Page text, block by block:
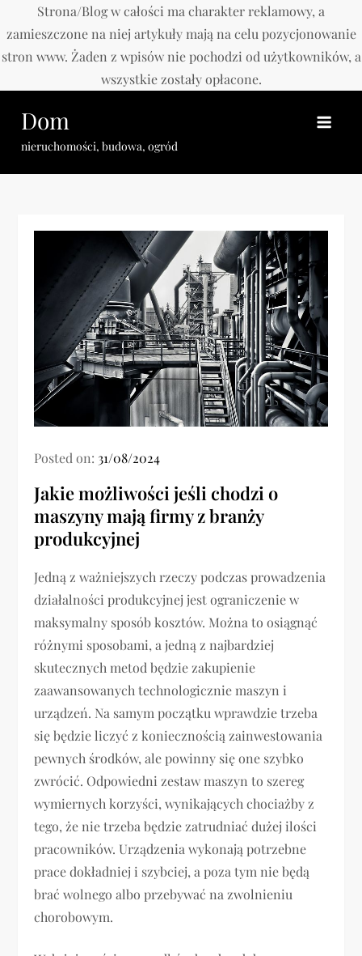
Strona/Blog w całości ma charakter reklamowy, a
zamieszczone na niej artykuły mają na celu pozycjonowanie
stron www. Żaden z wpisów nie pochodzi od użytkowników, a
wszystkie zostały opłacone.
content
Dom
nieruchomości, budowa, ogród
Posted on: 31/08/2024
Jakie możliwości jeśli chodzi o
maszyny mają firmy z branży
produkcyjnej
Jedną z ważniejszych rzeczy podczas prowadzenia
działalności produkcyjnej jest ograniczenie w
maksymalny sposób kosztów. Można to osiągnąć
różnymi sposobami, a jedną z najbardziej
skutecznych metod będzie zakupienie
zaawansowanych technologicznie maszyn i
urządzeń. Na samym początku wprawdzie trzeba
się będzie liczyć z koniecznością zainwestowania
pewnych środków, ale powinny się one szybko
zwrócić. Odpowiedni zestaw maszyn to szereg
wymiernych korzyści, wynikających chociażby z
tego, że nie trzeba będzie zatrudniać dużej ilości
pracowników. Urządzenia wykonają potrzebne
prace dokładniej i szybciej, a poza tym nie będą
brać wolnego albo przebywać na zwolnieniu
chorobowym.